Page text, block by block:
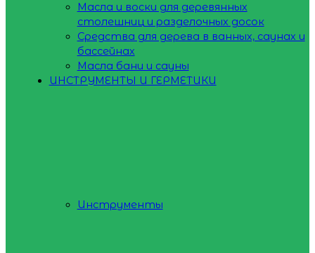
Масла и воски для деревянных
столешниц и разделочных досок
Средства для дерева в ванных, саунах и
бассейнах
Масла бани и сауны
ИНСТРУМЕНТЫ И ГЕРМЕТИКИ
Инструменты